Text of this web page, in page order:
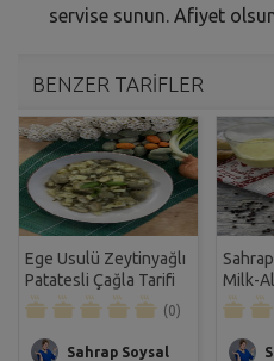
servise sunun. Afiyet
BENZER TARİFLER
Ege Usulü Zeytinyağlı
Patatesli Çağla Tarifi
(0)
Sahrap Soysal
Milk-